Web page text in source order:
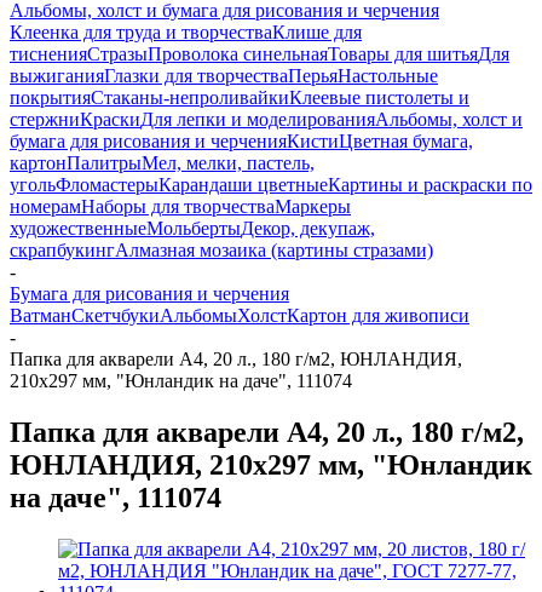
Альбомы, холст и бумага для рисования и черчения
Клеенка для труда и творчестваКлише для
тисненияСтразыПроволока синельнаяТовары для шитьяДля
выжиганияГлазки для творчестваПерьяНастольные
покрытияСтаканы-непроливайкиКлеевые пистолеты и
стержниКраскиДля лепки и моделированияАльбомы, холст и
бумага для рисования и черченияКистиЦветная бумага,
картонПалитрыМел, мелки, пастель,
угольФломастерыКарандаши цветныеКартины и раскраски по
номерамНаборы для творчестваМаркеры
художественныеМольбертыДекор, декупаж,
скрапбукингАлмазная мозаика (картины стразами)
-
Бумага для рисования и черчения
ВатманСкетчбукиАльбомыХолстКартон для живописи
-
Папка для акварели А4, 20 л., 180 г/м2, ЮНЛАНДИЯ,
210х297 мм, "Юнландик на даче", 111074
Папка для акварели А4, 20 л., 180 г/м2,
ЮНЛАНДИЯ, 210х297 мм, "Юнландик
на даче", 111074